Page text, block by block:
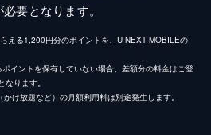
要となります。
える1,200円分のポイントを、U-NEXT MOBILEの
イントを保有していない場合、差額分の料金はご登
ります。
け放題など）の月額利用料は別途発生します。